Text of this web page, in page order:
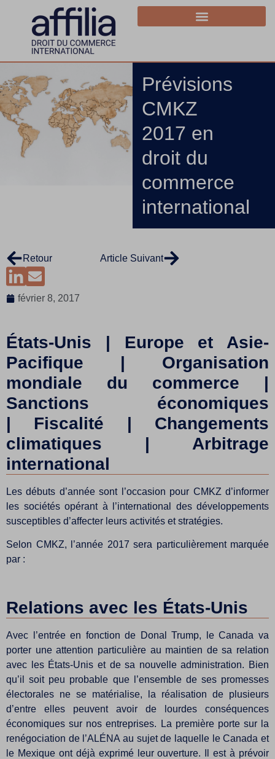
Prévisions
CMKZ
2017 en
droit du
commerce
international
Retour Article Suivant
février 8, 2017
États-Unis
| Europe et Asie-
Pacifique | Organisation
mondiale du commerce |
Sanctions économiques
| Fiscalité | Changements
climatiques | Arbitrage
international
Les débuts d’année sont l’occasion pour CMKZ d’informer
les sociétés opérant à l’international des développements
susceptibles d’affecter leurs activités et stratégies.
Selon CMKZ, l’année 2017 sera particulièrement marquée
par :
Relations avec les États-Unis
Avec l’entrée en fonction de Donal Trump, le Canada va
porter une attention particulière au maintien de sa relation
avec les États-Unis et de sa nouvelle administration. Bien
qu’il soit peu probable que l’ensemble de ses promesses
électorales ne se matérialise, la réalisation de plusieurs
d’entre elles peuvent avoir de lourdes conséquences
économiques sur nos entreprises. La première porte sur la
renégociation de l’ALÉNA au sujet de laquelle le Canada et
le Mexique ont déjà exprimé leur ouverture. Il est à prévoir